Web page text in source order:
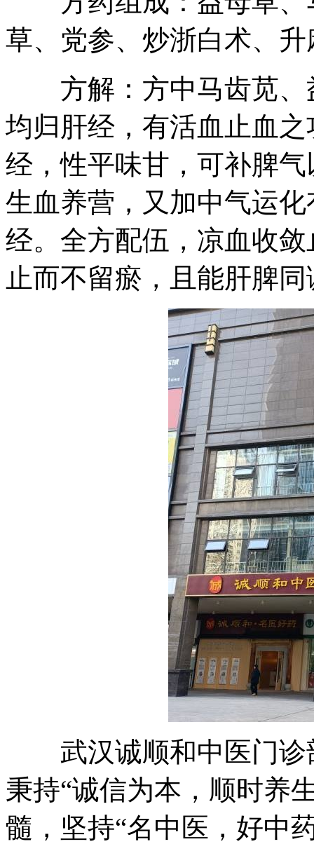
草、党参、炒浙白术、升
方解：方中马齿苋、
均归肝经，有活血止血
经，性平味甘，可补脾
生血养营，又加中气运
经。全方配伍，凉血收
止而不留瘀，且能肝脾
武汉诚顺和中医门诊
秉持“诚信为本，顺时养
髓，坚持“名中医，好中